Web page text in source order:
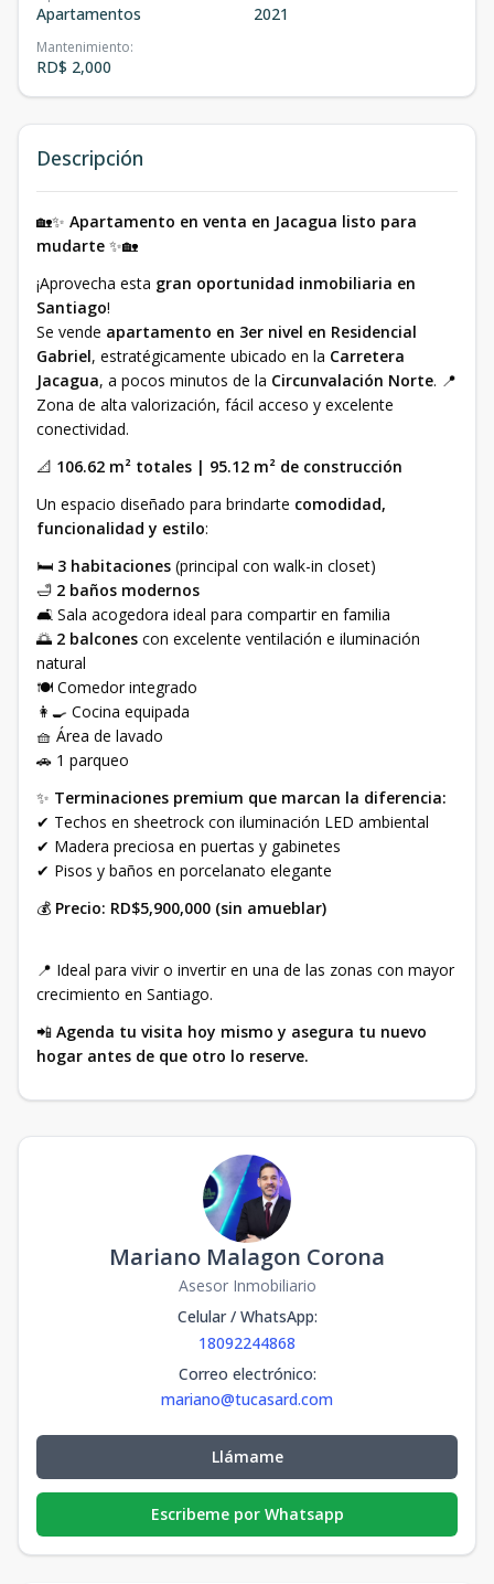
Apartamentos 2021
Mantenimiento:
RD$ 2,000
Descripción
🏡✨ Apartamento en venta en Jacagua listo para
mudarte ✨🏡
¡Aprovecha esta gran oportunidad inmobiliaria en
Santiago!
Se vende apartamento en 3er nivel en Residencial
Gabriel, estratégicamente ubicado en la Carretera
Jacagua, a pocos minutos de la Circunvalación Norte. 📍
Zona de alta valorización, fácil acceso y excelente
conectividad.
📐 106.62 m² totales | 95.12 m² de construcción
Un espacio diseñado para brindarte comodidad,
funcionalidad y estilo:
🛏 3 habitaciones (principal con walk-in closet)
🛁 2 baños modernos
🛋 Sala acogedora ideal para compartir en familia
🌅 2 balcones con excelente ventilación e iluminación
natural
🍽 Comedor integrado
👩‍🍳 Cocina equipada
🧺 Área de lavado
🚗 1 parqueo
✨ Terminaciones premium que marcan la diferencia:
✔ Techos en sheetrock con iluminación LED ambiental
✔ Madera preciosa en puertas y gabinetes
✔ Pisos y baños en porcelanato elegante
💰 Precio: RD$5,900,000 (sin amueblar)
📍 Ideal para vivir o invertir en una de las zonas con mayor
crecimiento en Santiago.
📲 Agenda tu visita hoy mismo y asegura tu nuevo
hogar antes de que otro lo reserve.
Mariano Malagon Corona
Asesor Inmobiliario
Celular / WhatsApp:
18092244868
Correo electrónico:
mariano@tucasard.com
Llámame
Escribeme por Whatsapp